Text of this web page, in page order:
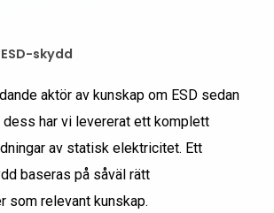
skydd
aktör av kunskap om ESD sedan
dess har vi levererat ett komplett
av statisk elektricitet. Ett
baseras på såväl rätt
som relevant kunskap.